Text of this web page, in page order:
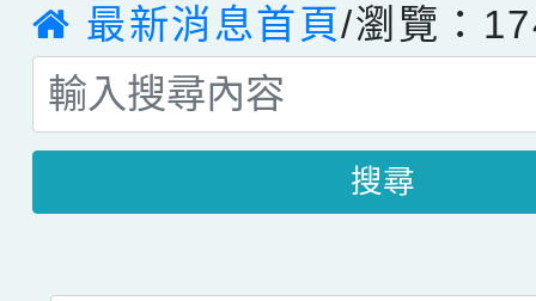
最新消息首頁/瀏覽：
搜尋